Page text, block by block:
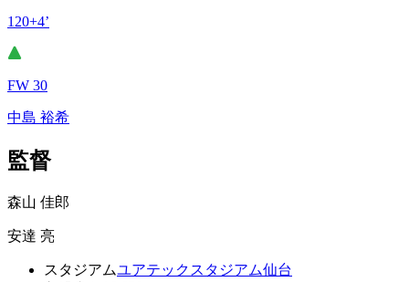
120+4’
FW 30
中島 裕希
監督
森山 佳郎
安達 亮
スタジアムユアテックスタジアム仙台